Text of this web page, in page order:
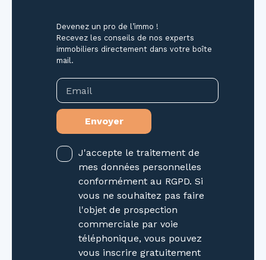
Devenez un pro de l’immo !
Recevez les conseils de nos experts
immobiliers directement dans votre boîte
mail.
Email
Envoyer
J'accepte le traitement de
mes données personnelles
conformément au RGPD. Si
vous ne souhaitez pas faire
l'objet de prospection
commerciale par voie
téléphonique, vous pouvez
vous inscrire gratuitement